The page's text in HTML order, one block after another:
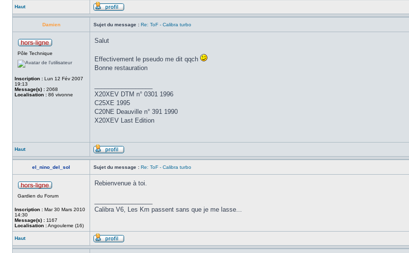
Haut
Damien Sujet du message : Re: ToF - Calibra turbo
Pôle Technique
Inscription : Lun 12 Fév 2007
19:13
Message(s) : 2068
Localisation : 86 vivonne
Salut
Effectivement le pseudo me dit qqch
Bonne restauration
X20XEV DTM n° 0301 1996
C25XE 1995
C20NE Deauville n° 391 1990
X20XEV Last Edition
Haut
el_nino_del_sol Sujet du message : Re: ToF - Calibra turbo
Gardien du Forum
Inscription : Mar 30 Mars 2010
14:30
Message(s) : 1167
Localisation :Angouleme (16)
Rebienvenue à toi.
Calibra V6, Les Km passent sans que je me lasse...
Haut